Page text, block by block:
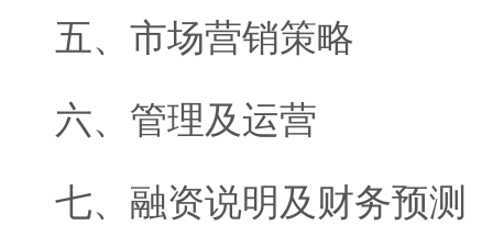
五、市场营销策略
六、管理及运营
七、融资说明及财务预测